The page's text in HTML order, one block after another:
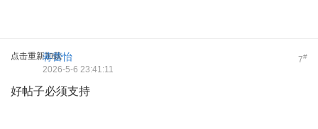
点击重新加载 7#
蒋蕾怡
2026-5-6 23:41:11
好帖子必须支持